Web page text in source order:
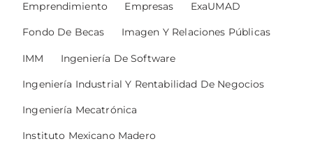
Emprendimiento Empresas ExaUMAD
Fondo De Becas Imagen Y Relaciones Públicas
IMM Ingeniería De Software
Ingeniería Industrial Y Rentabilidad De Negocios
Ingeniería Mecatrónica
Instituto Mexicano Madero